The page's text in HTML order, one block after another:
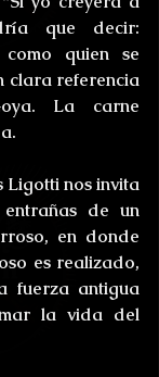
que decir:
quien se
clara referencia
La carne
Ligotti nos invita
de un
en donde
es realizado,
fuerza antigua
la vida del